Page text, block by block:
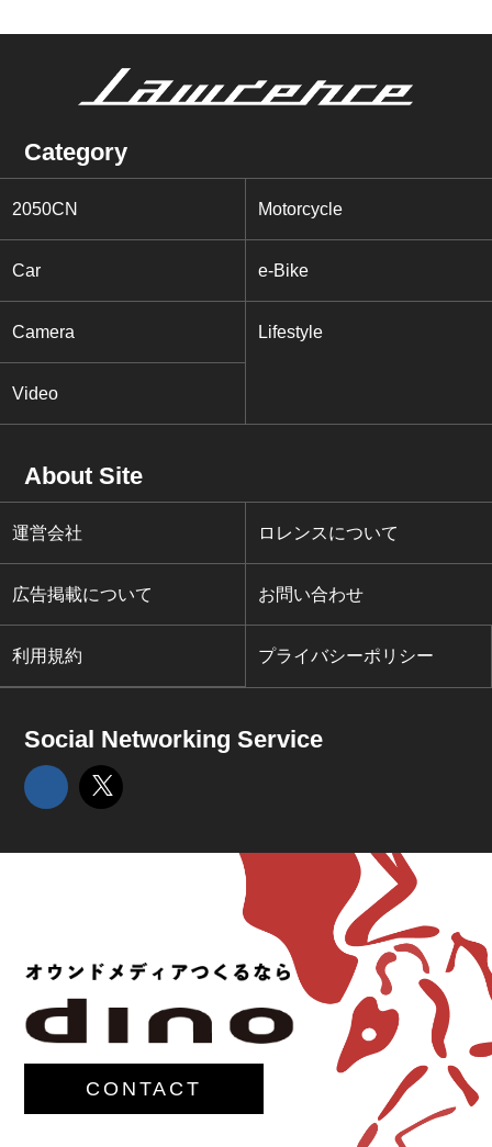
Category
2050CN Motorcycle
Car e-Bike
Camera Lifestyle
Video
About Site
運営会社 ロレンスについて
広告掲載について お問い合わせ
利用規約 プライバシーポリシー
Social Networking Service
CONTACT